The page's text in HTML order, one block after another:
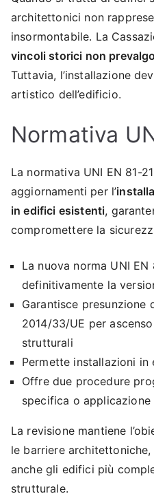
architettonici non
insormontabile. La
vincoli storici non
Tuttavia, l’installazione
artistico dell’edificio.
Normativa
La normativa UNI EN 81-
aggiornamenti per l’
in edifici esistenti,
compromettere la
La nuova norma UNI
definitivamente la
Garantisce
2014/33/UE per
strutturali
Permette installazioni
Offre due procedure
specifica o
La revisione mantiene
le barriere
anche gli edifici più
strutturale.